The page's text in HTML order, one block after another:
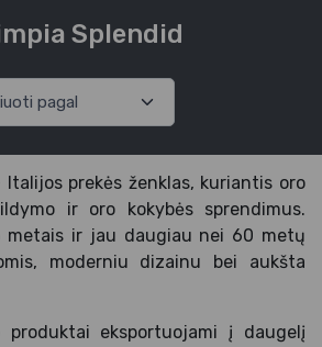
Splendid
Italijos prekės ženklas, kuriantis oro
ir oro kokybės sprendimus.
metais ir jau daugiau nei 60 metų
moderniu dizainu bei aukšta
produktai eksportuojami į daugelį